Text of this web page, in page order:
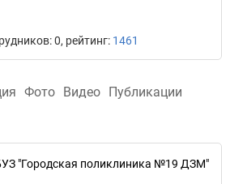
0, рейтинг: 1461
Фото Видео Публикации
"Городская поликлиника №19 ДЗМ"